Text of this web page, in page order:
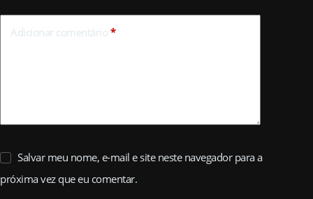
Adicionar comentário *
Salvar meu nome, e-mail e site neste navegador para a
próxima vez que eu comentar.